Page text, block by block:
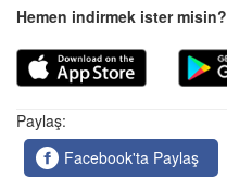
Hemen indirmek ister misin?
Paylaş:
Facebook'ta Paylaş